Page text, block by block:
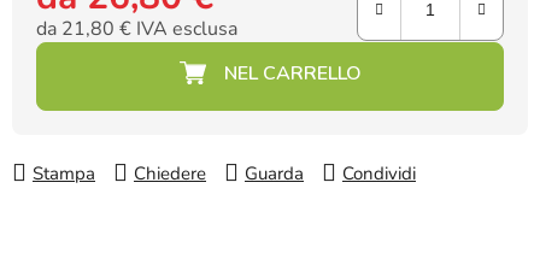
da 21,80 € IVA esclusa
Prezzo della misura:
Stampa Chiedere Guarda Condividi